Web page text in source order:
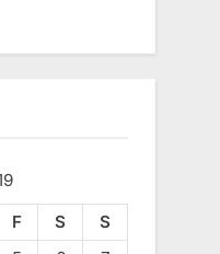
F S
S